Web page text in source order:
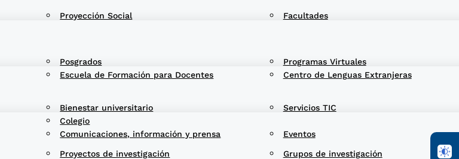
Proyección Social Facultades
Escuela de Formación para Docentes Centro de Lenguas Extranjeras
Comunicaciones, información y prensa Eventos
Posgrados Programas Virtuales
Colegio
Bienestar universitario Servicios TIC
Proyectos de investigación Grupos de investigación